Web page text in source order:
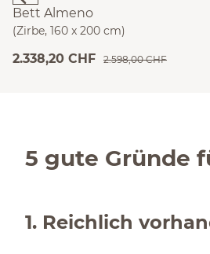
Bett Almeno
(Zirbe, 160 x 200 cm)
2.338,20 CHF 2.598,00 CHF
5 gute Gründe
1. Reichlich